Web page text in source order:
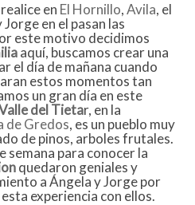
en El Hornillo,Avila, el
Jorge en el pasan las
este motivo decidimos
aquí, buscamos crear una
el día de mañana cuando
estos momentos tan
un gran día en este
del Tietar, en la
deGredos, es un pueblo muy
de pinos, arboles frutales.
semana para conocer la
quedaron geniales y
aÁngelay Jorge por
experiencia con ellos.